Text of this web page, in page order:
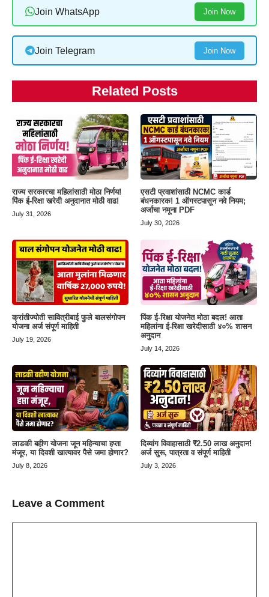
Join WhatsApp Join Now
Join Telegram Join Now
Related Posts
राज्य सरकारचा महिलांसाठी मोठा निर्णय!
पिंक ई-रिक्षा खरेदी अनुदानात मोठी वाढ!
July 31, 2026
एसटी प्रवाशांसाठी NCMC कार्ड
बंधनकारक! 1 ऑगस्टपासून नवे नियम;
अर्जाचा नमूना PDF
July 30, 2026
क्रांतीज्योती सावित्रीबाई फुले बालसंगोपन
योजना अर्ज संपूर्ण माहिती
July 19, 2026
पिंक ई-रिक्षा योजनेत मोठा बदल! आता
महिलांना ई-रिक्षा खरेदीसाठी ४०% शासन
अनुदान
July 14, 2026
लाडकी बहीण योजना जून महिन्याचा हप्ता
मंजूर, या दिवशी खात्यावर पैसे जमा होणार?
July 8, 2026
दिव्यांग विवाहासाठी ₹2.50 लाख अनुदान!
अर्ज सुरू, पात्रता व संपूर्ण माहिती
July 3, 2026
Leave a Comment